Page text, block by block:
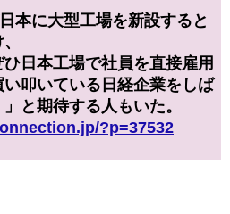
本に大型工場を新設すると
ひ日本工場で社員を直接雇用
叩いている日経企業をしば
と期待する人もいた。
?p=37532